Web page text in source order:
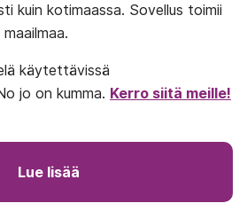
kuin kotimaassa. Sovellus toimii
käytettävissä
jo on kumma. Kerro siitä meille!
Lue lisää